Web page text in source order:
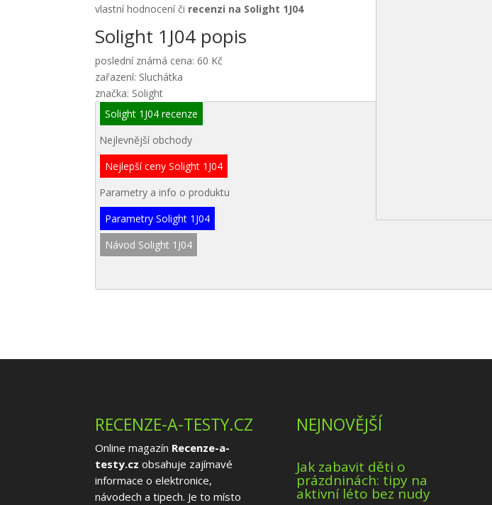
vlastní hodnocení či recenzi na Solight 1J04
Solight 1J04 popis
poslední známá cena: 60 Kč
zařazení: Sluchátka
značka: Solight
Solight 1J04 recenze
Nejlevnější obchody
Nejlepší ceny Solight 1J04
Parametry a info o produktu
Parametry Solight 1J04
Návod Solight 1J04
RECENZE-A-TESTY.CZ
Online magazín Recenze-a-
testy.cz obsahuje zajímavé
informace o elektronice,
návodech a tipech. Je to místo
NEJNOVĚJŠÍ
Jak zabavit děti o
prázdninách: tipy na
aktivní léto bez nudy